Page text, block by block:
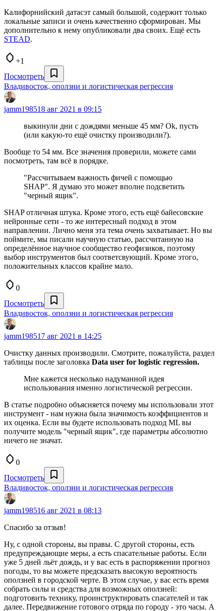
Калифорнийский датасэт самый большой, содержит только
локальные записи и очень качественно сформирован. Мы
дополнительно к нему опубликовали два своих. Ещё есть
STEAD.
+1
Посмотреть
Владивосток, оползни и логистическая регрессия
jamm198518 авг 2021 в 09:15
выкинули дни с дождями меньше 45 мм? Ok, пусть
(или какую-то ещё очистку производили?).
Вообще то 54 мм. Все значения проверили, можете сами
посмотреть, там всё в порядке.
"Рассчитываем важность фичей с помощью
SHAP". Я думаю это может вполне подсветить
"черный ящик".
SHAP отличная штука. Кроме этого, есть ещё байесовские
нейронные сети - то же интересный подход в этом
направлении. Лично меня эта тема очень захватывает. Но вы
поймите, мы писали научную статью, рассчитанную на
определённое научное сообщество геофизиков, поэтому
выбор инструментов был соответсвующий. Кроме этого,
положительных классов крайне мало.
0
Посмотреть
Владивосток, оползни и логистическая регрессия
jamm198517 авг 2021 в 14:25
Очистку данных производили. Смотрите, пожалуйста, раздел
таблицы после заголовка Data user for logistic regression.
Мне кажется несколько надуманной идея
использования именно логистической регрессии.
В статье подробно объясняется почему мы использовали этот
инструмент - нам нужна была значимость коэффициентов и
их оценка. Если вы будете использовать подход ML вы
получите модель "черный ящик", где параметры абсолютно
ничего не значат.
0
Посмотреть
Владивосток, оползни и логистическая регрессия
jamm198516 авг 2021 в 08:13
Спасибо за отзыв!
Ну, с одной стороны, вы правы. С другой стороны, есть
предупреждающие меры, а есть спасательные работы. Если
уже 5 дней льёт дождь, и у вас есть в распоряжении прогноз
погоды, то вы можете предсказать высокую вероятность
оползней в городской черте. В этом случае, у вас есть время
собрать силы и средства для возможных оползней:
подготовить технику, проинструктировать спасателей и так
далее. Передвижение готового отряда по городу - это часы. А